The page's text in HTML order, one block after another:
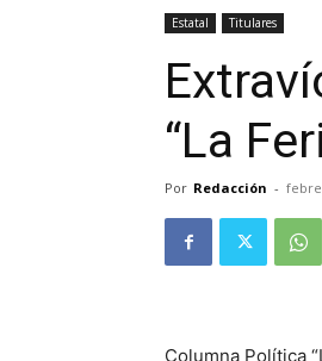
Estatal Titulares
“La
Por Redacción -
Columna Política